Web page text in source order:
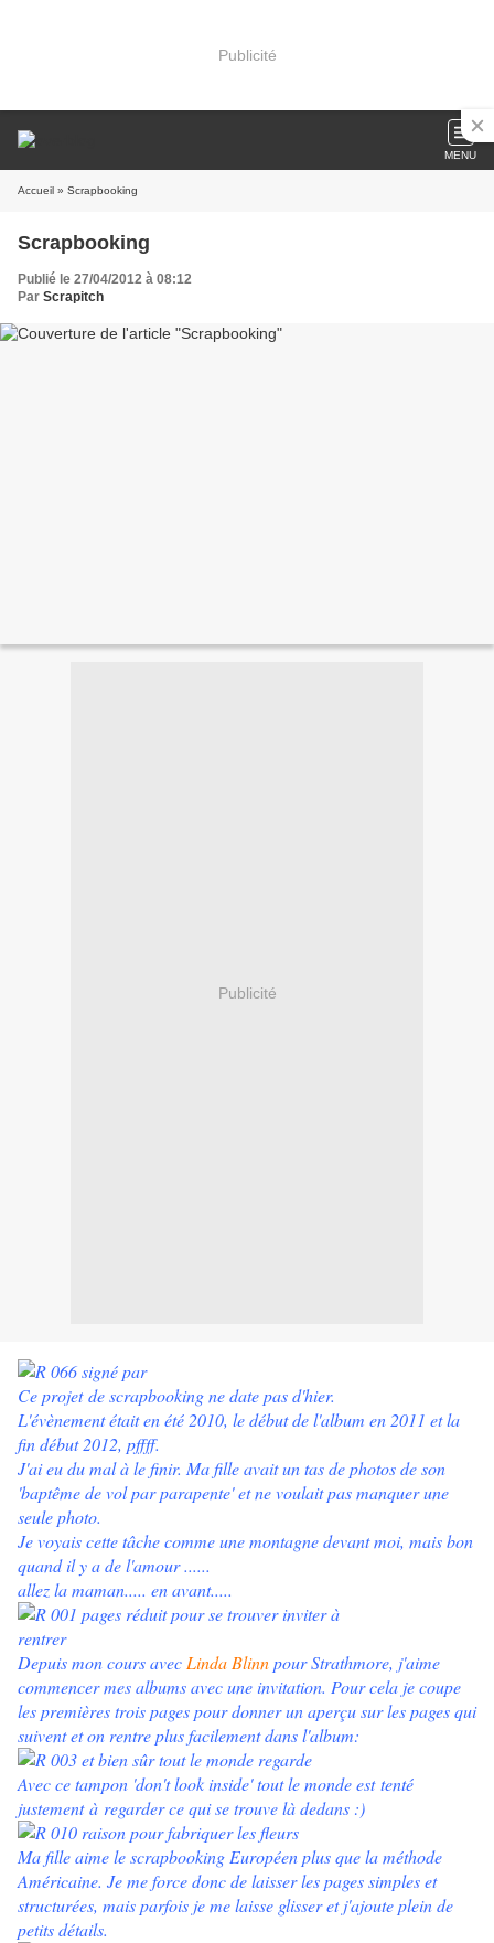
Publicité
MENU
Accueil » Scrapbooking
Scrapbooking
Publié le 27/04/2012 à 08:12
Par Scrapitch
Publicité
Ce projet de scrapbooking ne date pas d'hier.
L'évènement était en été 2010, le début de l'album en 2011 et la
fin début 2012, pffff.
J'ai eu du mal à le finir. Ma fille avait un tas de photos de son
'baptême de vol par parapente' et ne voulait pas manquer une
seule photo.
Je voyais cette tâche comme une montagne devant moi, mais bon
quand il y a de l'amour ......
allez la maman..... en avant.....
Depuis mon cours avec Linda Blinnpour Strathmore, j'aime
commencer mes albums avec une invitation. Pour cela je coupe
les premières trois pages pour donner un aperçu sur les pages qui
suivent et on rentre plus facilement dans l'album:
Avec ce tampon 'don't look inside' tout le monde est tenté
justement à regarder ce qui se trouve là dedans :)
Ma fille aime le scrapbooking Européen plus que la méthode
Américaine. Je me force donc de laisser les pages simples et
structurées, mais parfois je me laisse glisser et j'ajoute plein de
petits détails.